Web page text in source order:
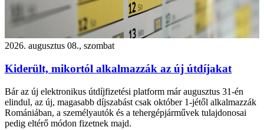
2026. augusztus 08., szombat
Kiderült, mikortól alkalmazzák az új útdíjakat
Bár az új elektronikus útdíjfizetési platform már augusztus 31-én
elindul, az új, magasabb díjszabást csak október 1-jétől alkalmazzák
Romániában, a személyautók és a tehergépjárművek tulajdonosai
pedig eltérő módon fizetnek majd.